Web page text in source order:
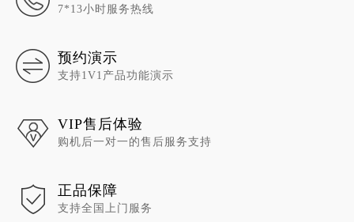
7*13小时服务热线
预约演示
支持1V1产品功能演示
VIP售后体验
购机后一对一的售后服务支持
正品保障
支持全国上门服务